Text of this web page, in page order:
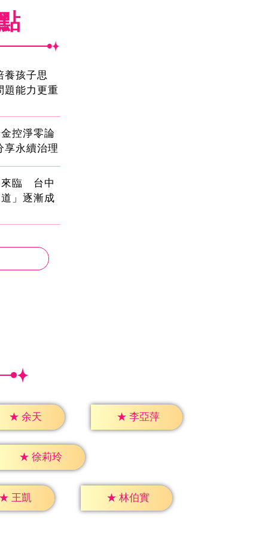
養孩子思
題能力更重
控淨零論
享永續治理
來臨 台中
」逐漸成
★ 余天 ★ 李亞萍
★ 徐莉玲
王凱 ★ 林伯實